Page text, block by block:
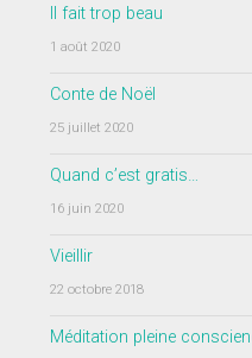
Il fait trop beau
1 août 2020
Conte de Noël
25 juillet 2020
Quand c’est gratis…
16 juin 2020
Vieillir
22 octobre 2018
Méditation pleine